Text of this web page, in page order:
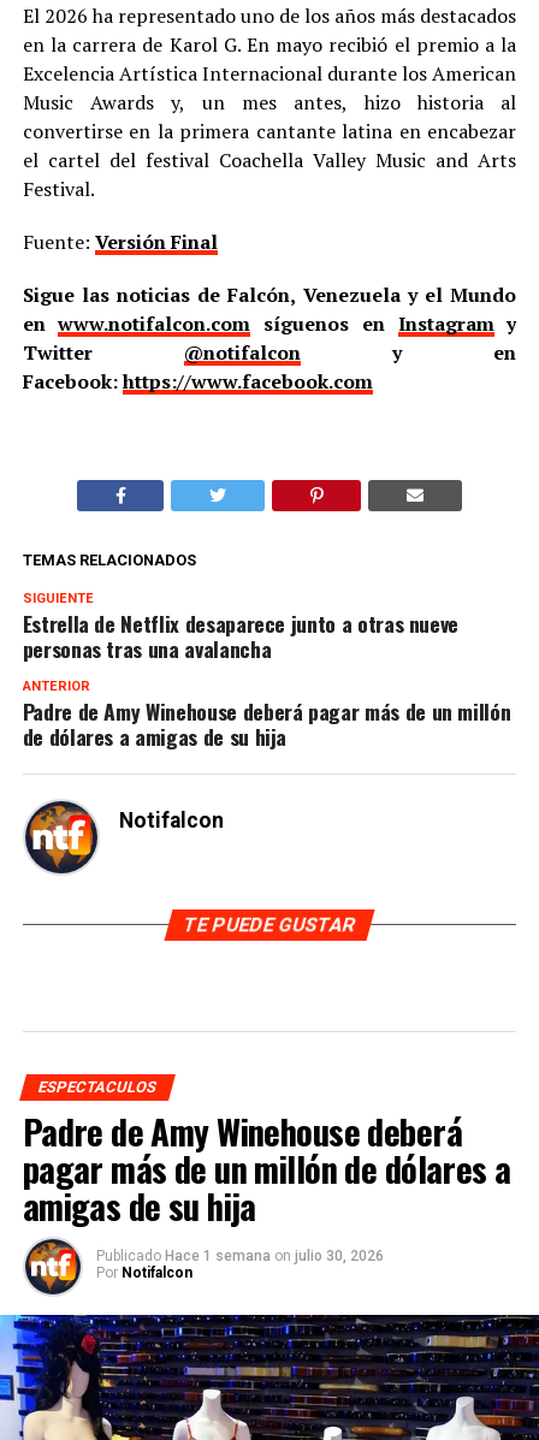
El 2026 ha representado uno de los años más destacados
en la carrera de Karol G. En mayo recibió el premio a la
Excelencia Artística Internacional durante los American
Music Awards y, un mes antes, hizo historia al
convertirse en la primera cantante latina en encabezar
el cartel del festival Coachella Valley Music and Arts
Festival.
Fuente: Versión Final
Sigue las noticias de Falcón, Venezuela y el Mundo
enwww.notifalcon.com síguenos en Instagramy
Twitter @notifalcony en
Facebook:https://www.facebook.com
TEMAS RELACIONADOS
SIGUIENTE
Estrella de Netflix desaparece junto a otras nueve
personas tras una avalancha
ANTERIOR
Padre de Amy Winehouse deberá pagar más de un millón
de dólares a amigas de su hija
Notifalcon
TE PUEDE GUSTAR
ESPECTACULOS
Padre de Amy Winehouse deberá
pagar más de un millón de dólares a
amigas de su hija
Publicado Hace 1 semana on julio 30, 2026
Por Notifalcon